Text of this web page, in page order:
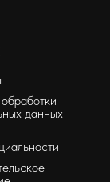
данных